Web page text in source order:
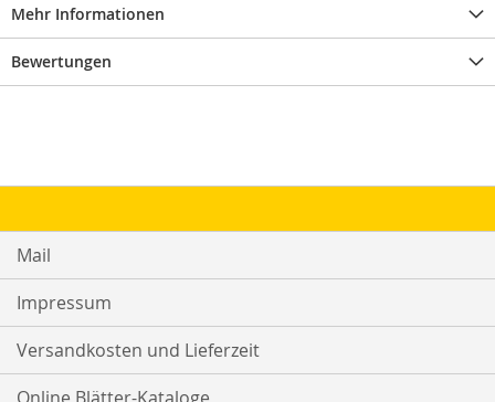
Mehr Informationen
Bewertungen
Mail
Impressum
Versandkosten und Lieferzeit